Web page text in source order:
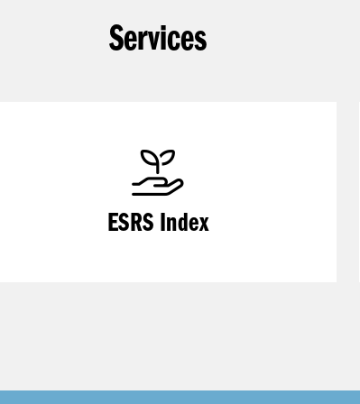
Services
ESRS Index